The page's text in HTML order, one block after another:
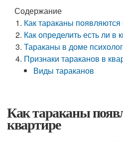
Содержание
Как тараканы
Как определить есть ли в
Тараканы в доме
Признаки тараканов в
Виды тараканов
Как тараканы
квартире